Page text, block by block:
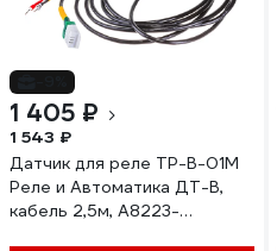
1 405 ₽
1 543 ₽
Датчик для реле ТР-В-01М
Реле и Автоматика ДТ-В,
кабель 2,5м, A8223-